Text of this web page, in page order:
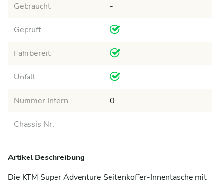
Gebraucht -
Geprüft
Fahrbereit
Unfall
Nummer Intern 0
Chassis Nr.
Artikel Beschreibung
Die KTM Super Adventure Seitenkoffer-Innentasche mit